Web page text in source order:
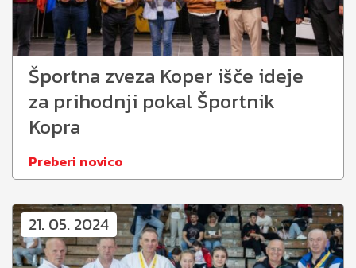
Športna zveza Koper išče ideje
za prihodnji pokal Športnik
Kopra
Preberi novico
21. 05. 2024